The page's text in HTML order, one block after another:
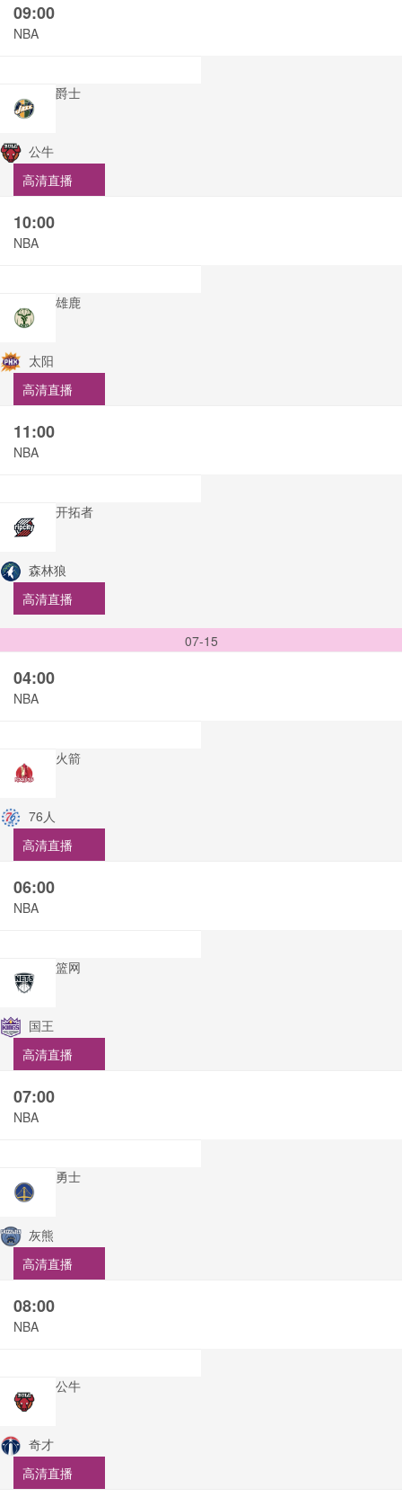
09:00
NBA
爵士
公牛
高清直播
10:00
NBA
雄鹿
太阳
高清直播
11:00
NBA
开拓者
森林狼
高清直播
07-15
04:00
NBA
火箭
76人
高清直播
06:00
NBA
篮网
国王
高清直播
07:00
NBA
勇士
灰熊
高清直播
08:00
NBA
公牛
奇才
高清直播